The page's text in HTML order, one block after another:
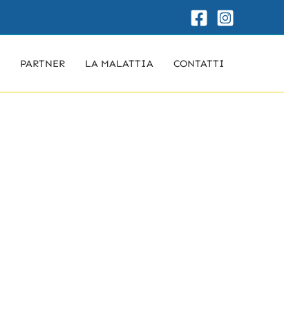
PARTNER LA MALATTIA CONTATTI